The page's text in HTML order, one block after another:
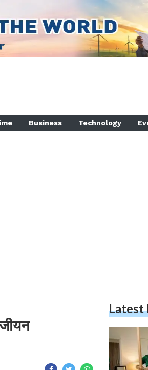
Business Technology
Latest